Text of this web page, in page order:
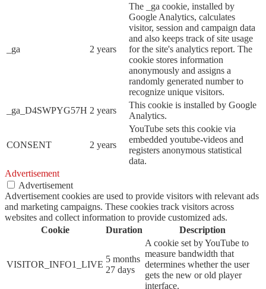
_ga 2 years
The _ga cookie, installed by
Google Analytics, calculates
visitor, session and campaign data
and also keeps track of site usage
for the site's analytics report. The
cookie stores information
anonymously and assigns a
randomly generated number to
recognize unique visitors.
_ga_D4SWPYG57H 2 years
This cookie is installed by Google
Analytics.
CONSENT 2 years
YouTube sets this cookie via
embedded youtube-videos and
registers anonymous statistical
data.
Advertisement
Advertisement
Advertisement cookies are used to provide visitors with relevant ads
and marketing campaigns. These cookies track visitors across
websites and collect information to provide customized ads.
Cookie
Duration Description
VISITOR_INFO1_LIVE
5 months
27 days
A cookie set by YouTube to
measure bandwidth that
determines whether the user
gets the new or old player
interface.